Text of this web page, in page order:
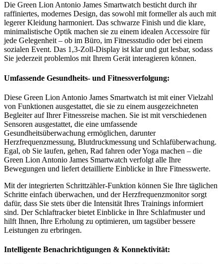
Die Green Lion Antonio James Smartwatch besticht durch ihr
raffiniertes, modernes Design, das sowohl mit formeller als auch mit
legerer Kleidung harmoniert. Das schwarze Finish und die klare,
minimalistische Optik machen sie zu einem idealen Accessoire für
jede Gelegenheit – ob im Büro, im Fitnessstudio oder bei einem
sozialen Event. Das 1,3-Zoll-Display ist klar und gut lesbar, sodass
Sie jederzeit problemlos mit Ihrem Gerät interagieren können.
Umfassende Gesundheits- und Fitnessverfolgung:
Diese Green Lion Antonio James Smartwatch ist mit einer Vielzahl
von Funktionen ausgestattet, die sie zu einem ausgezeichneten
Begleiter auf Ihrer Fitnessreise machen. Sie ist mit verschiedenen
Sensoren ausgestattet, die eine umfassende
Gesundheitsüberwachung ermöglichen, darunter
Herzfrequenzmessung, Blutdruckmessung und Schlafüberwachung.
Egal, ob Sie laufen, gehen, Rad fahren oder Yoga machen – die
Green Lion Antonio James Smartwatch verfolgt alle Ihre
Bewegungen und liefert detaillierte Einblicke in Ihre Fitnesswerte.
Mit der integrierten Schrittzähler-Funktion können Sie Ihre täglichen
Schritte einfach überwachen, und der Herzfrequenzmonitor sorgt
dafür, dass Sie stets über die Intensität Ihres Trainings informiert
sind. Der Schlaftracker bietet Einblicke in Ihre Schlafmuster und
hilft Ihnen, Ihre Erholung zu optimieren, um tagsüber bessere
Leistungen zu erbringen.
Intelligente Benachrichtigungen & Konnektivität: